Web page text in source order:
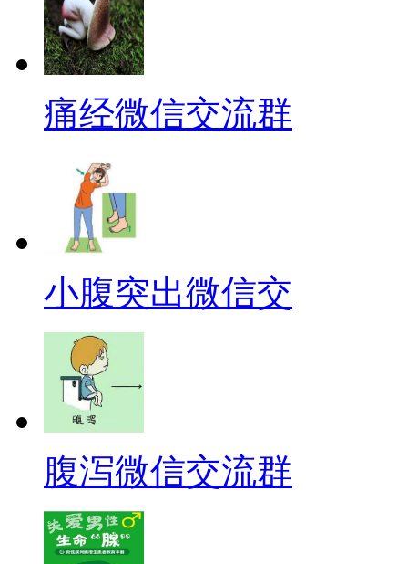
痛经微信交流群
小腹突出微信交
腹泻微信交流群